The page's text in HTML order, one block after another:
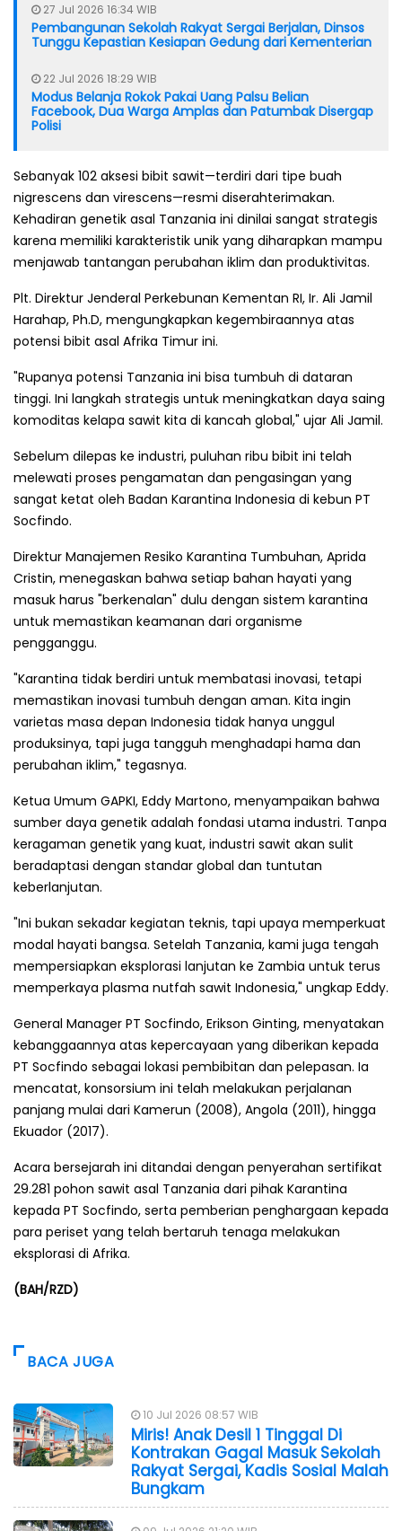
27 Jul 2026 16:34 WIB
Pembangunan Sekolah Rakyat Sergai Berjalan, Dinsos
Tunggu Kepastian Kesiapan Gedung dari Kementerian
22 Jul 2026 18:29 WIB
Modus Belanja Rokok Pakai Uang Palsu Belian
Facebook, Dua Warga Amplas dan Patumbak Disergap
Polisi
Sebanyak 102 aksesi bibit sawit—terdiri dari tipe buah
nigrescens dan virescens—resmi diserahterimakan.
Kehadiran genetik asal Tanzania ini dinilai sangat strategis
karena memiliki karakteristik unik yang diharapkan mampu
menjawab tantangan perubahan iklim dan produktivitas.
Plt. Direktur Jenderal Perkebunan Kementan RI, Ir. Ali Jamil
Harahap, Ph.D, mengungkapkan kegembiraannya atas
potensi bibit asal Afrika Timur ini.
"Rupanya potensi Tanzania ini bisa tumbuh di dataran
tinggi. Ini langkah strategis untuk meningkatkan daya saing
komoditas kelapa sawit kita di kancah global," ujar Ali Jamil.
Sebelum dilepas ke industri, puluhan ribu bibit ini telah
melewati proses pengamatan dan pengasingan yang
sangat ketat oleh Badan Karantina Indonesia di kebun PT
Socfindo.
Direktur Manajemen Resiko Karantina Tumbuhan, Aprida
Cristin, menegaskan bahwa setiap bahan hayati yang
masuk harus "berkenalan" dulu dengan sistem karantina
untuk memastikan keamanan dari organisme
pengganggu.
"Karantina tidak berdiri untuk membatasi inovasi, tetapi
memastikan inovasi tumbuh dengan aman. Kita ingin
varietas masa depan Indonesia tidak hanya unggul
produksinya, tapi juga tangguh menghadapi hama dan
perubahan iklim," tegasnya.
Ketua Umum GAPKI, Eddy Martono, menyampaikan bahwa
sumber daya genetik adalah fondasi utama industri. Tanpa
keragaman genetik yang kuat, industri sawit akan sulit
beradaptasi dengan standar global dan tuntutan
keberlanjutan.
"Ini bukan sekadar kegiatan teknis, tapi upaya memperkuat
modal hayati bangsa. Setelah Tanzania, kami juga tengah
mempersiapkan eksplorasi lanjutan ke Zambia untuk terus
memperkaya plasma nutfah sawit Indonesia," ungkap Eddy.
General Manager PT Socfindo, Erikson Ginting, menyatakan
kebanggaannya atas kepercayaan yang diberikan kepada
PT Socfindo sebagai lokasi pembibitan dan pelepasan. Ia
mencatat, konsorsium ini telah melakukan perjalanan
panjang mulai dari Kamerun (2008), Angola (2011), hingga
Ekuador (2017).
Acara bersejarah ini ditandai dengan penyerahan sertifikat
29.281 pohon sawit asal Tanzania dari pihak Karantina
kepada PT Socfindo, serta pemberian penghargaan kepada
para periset yang telah bertaruh tenaga melakukan
eksplorasi di Afrika.
(BAH/RZD)
BACA JUGA
10 Jul 2026 08:57 WIB
Miris! Anak Desil 1 Tinggal Di
Kontrakan Gagal Masuk Sekolah
Rakyat Sergai, Kadis Sosial Malah
Bungkam